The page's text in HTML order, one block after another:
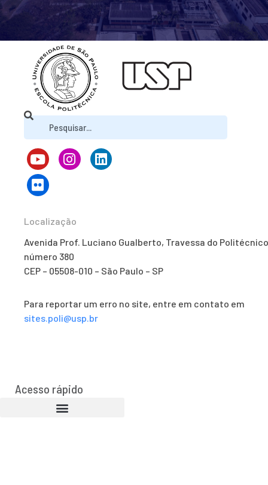
Localização
Avenida Prof. Luciano Gualberto, Travessa do
número 380
CEP – 05508-010 – São Paulo – SP
Para reportar um erro no site, entre em contato em
sites.poli@usp.br
Acesso rápido